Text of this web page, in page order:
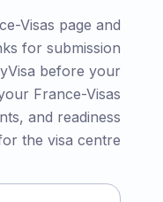
Visas page and
for submission
before your
France-Visas
and readiness
the visa centre.